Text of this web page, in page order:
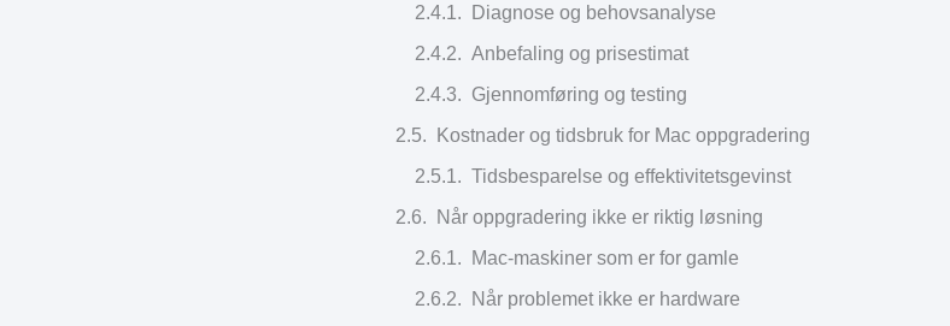
Diagnose og behovsanalyse
Anbefaling og prisestimat
Gjennomføring og testing
Kostnader og tidsbruk for Mac oppgradering
Tidsbesparelse og effektivitetsgevinst
Når oppgradering ikke er riktig løsning
Mac-maskiner som er for gamle
Når problemet ikke er hardware